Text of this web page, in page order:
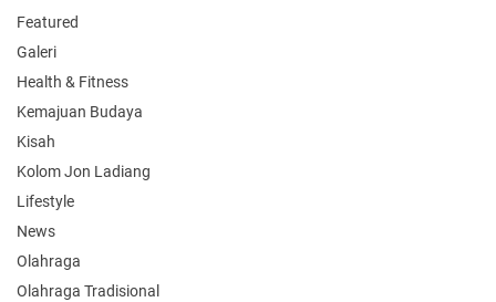
Featured
Galeri
Health & Fitness
Kemajuan Budaya
Kisah
Kolom Jon Ladiang
Lifestyle
News
Olahraga
Olahraga Tradisional